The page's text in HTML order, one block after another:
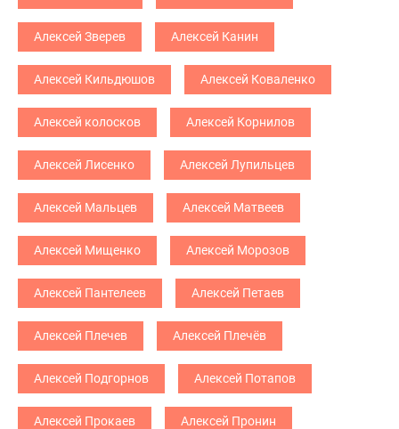
Алексей Зверев Алексей Канин
Алексей Кильдюшов Алексей Коваленко
Алексей колосков Алексей Корнилов
Алексей Лисенко Алексей Лупильцев
Алексей Мальцев Алексей Матвеев
Алексей Мищенко Алексей Морозов
Алексей Пантелеев Алексей Петаев
Алексей Плечев Алексей Плечёв
Алексей Подгорнов Алексей Потапов
Алексей Прокаев Алексей Пронин